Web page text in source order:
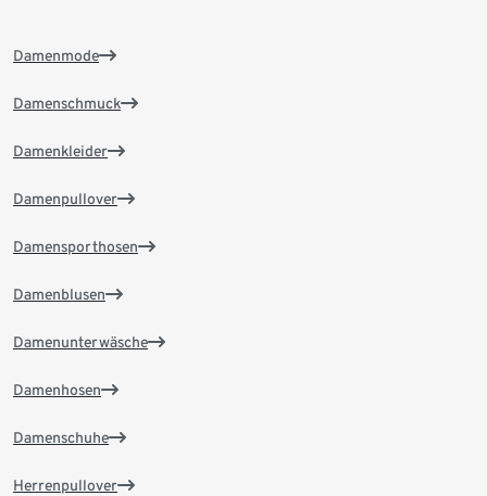
Damenmode
Damenschmuck
Damenkleider
Damenpullover
Damensporthosen
Damenblusen
Damenunterwäsche
Damenhosen
Damenschuhe
Herrenpullover